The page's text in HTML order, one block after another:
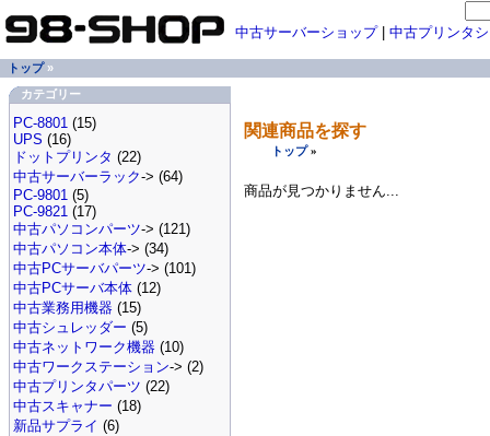
関連商品を探す
トップ»
商品が見つかりません...
中古サーバーショップ| 中古プリンタ
トップ»
カテゴリー
PC-8801 (15)
UPS (16)
ドットプリンタ (22)
中古サーバーラック-> (64)
PC-9801 (5)
PC-9821 (17)
中古パソコンパーツ-> (121)
中古パソコン本体-> (34)
中古PCサーバパーツ-> (101)
中古PCサーバ本体 (12)
中古業務用機器 (15)
中古シュレッダー (5)
中古ネットワーク機器 (10)
中古ワークステーション-> (2)
中古プリンタパーツ (22)
中古スキャナー (18)
新品サプライ (6)